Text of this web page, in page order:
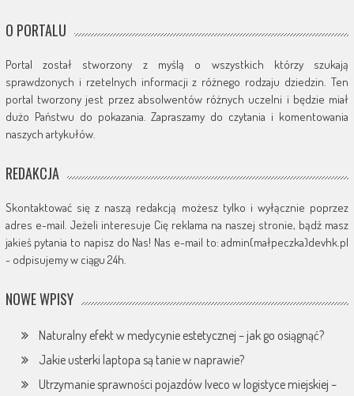
O PORTALU
Portal został stworzony z myślą o wszystkich którzy szukają
sprawdzonych i rzetelnych informacji z różnego rodzaju dziedzin. Ten
portal tworzony jest przez absolwentów różnych uczelni i będzie miał
dużo Państwu do pokazania. Zapraszamy do czytania i komentowania
naszych artykułów.
REDAKCJA
Skontaktować się z naszą redakcją możesz tylko i wyłącznie poprzez
adres e-mail. Jeżeli interesuje Cię reklama na naszej stronie, bądź masz
jakieś pytania to napisz do Nas! Nas e-mail to: admin(małpeczka)devhk.pl
- odpisujemy w ciągu 24h.
NOWE WPISY
Naturalny efekt w medycynie estetycznej – jak go osiągnąć?
Jakie usterki laptopa są tanie w naprawie?
Utrzymanie sprawności pojazdów Iveco w logistyce miejskiej –